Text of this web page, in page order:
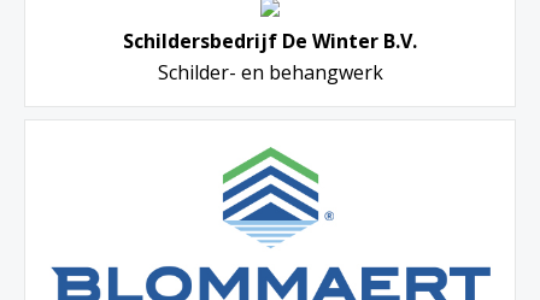
Schildersbedrijf De Winter B.V.
Schilder- en behangwerk